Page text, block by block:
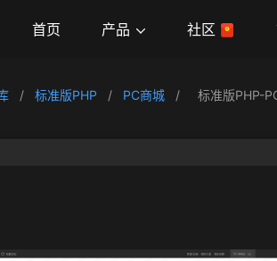
首页 产品 社区
/ 标准版PHP / PC商城 /
标准版PHP-